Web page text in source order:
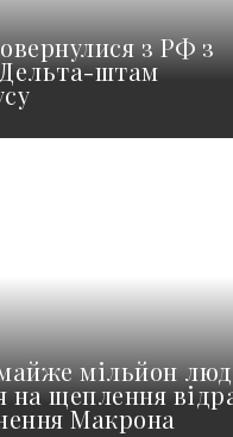
з РФ з
штам
мільйон
на щеплення
Макрона